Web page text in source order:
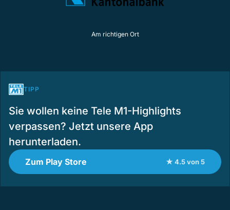
Am richtigen Ort
TIPP
Sie wollen keine Tele M1-Highlights
verpassen? Jetzt unsere App
herunterladen.
Zum Play Store ★ 4.5 von 5